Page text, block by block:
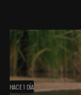
HACE 1 DÍA